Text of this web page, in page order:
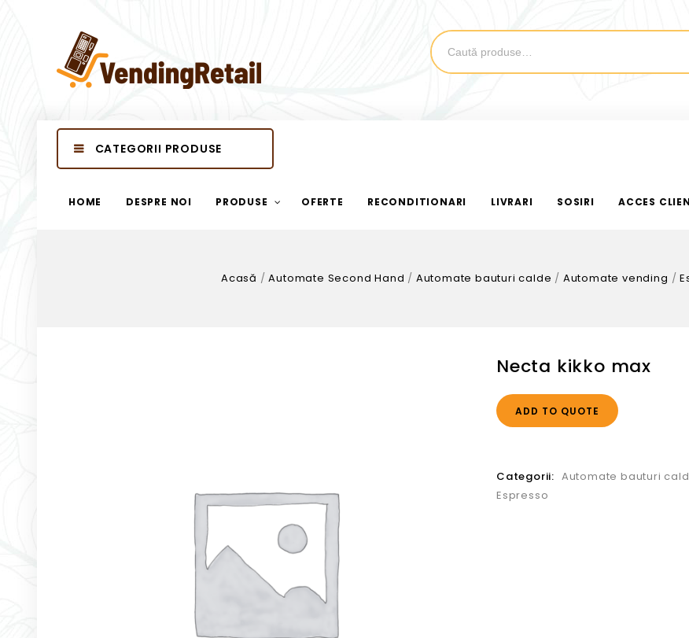
CATEGORII PRODUSE
HOME DESPRE NOI PRODUSE OFERTE RECONDITIONARI LIVRARI SOSIRI ACCES
Acasă /Automate Second Hand / Automate bauturi calde / Automate vending /
Necta kikko max
ADD TO QUOTE
Categorii: Automate bauturi
Espresso